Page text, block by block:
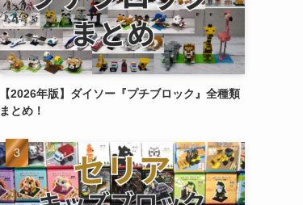
【2026年版】ダイソー『プチブロック』全種類
まとめ！